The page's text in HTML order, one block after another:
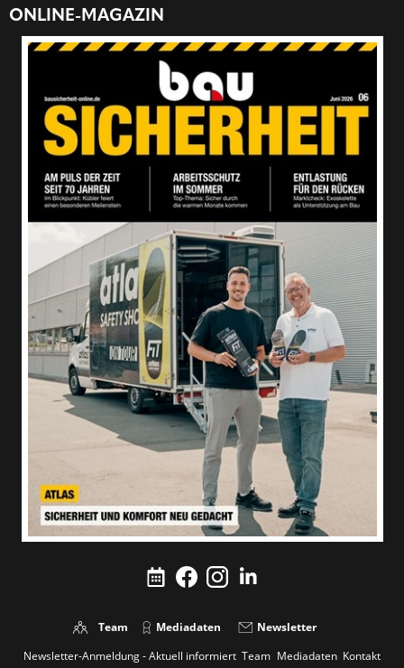
ONLINE-MAGAZIN
Team Mediadaten
Newsletter
Newsletter-Anmeldung - Aktuell informiert Team Mediadaten Kontakt